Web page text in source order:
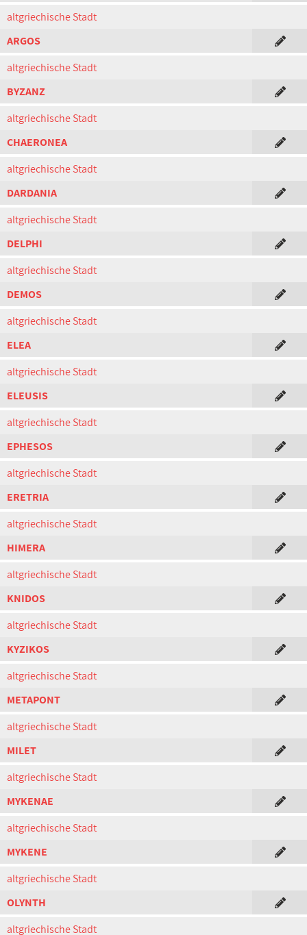
altgriechische Stadt
ARGOS
altgriechische Stadt
BYZANZ
altgriechische Stadt
CHAERONEA
altgriechische Stadt
DARDANIA
altgriechische Stadt
DELPHI
altgriechische Stadt
DEMOS
altgriechische Stadt
ELEA
altgriechische Stadt
ELEUSIS
altgriechische Stadt
EPHESOS
altgriechische Stadt
ERETRIA
altgriechische Stadt
HIMERA
altgriechische Stadt
KNIDOS
altgriechische Stadt
KYZIKOS
altgriechische Stadt
METAPONT
altgriechische Stadt
MILET
altgriechische Stadt
MYKENAE
altgriechische Stadt
MYKENE
altgriechische Stadt
OLYNTH
altgriechische Stadt